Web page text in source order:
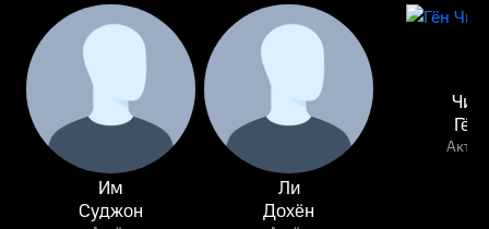
Им
Суджон
Ли
Дохён
Чин
Гён
Актёр